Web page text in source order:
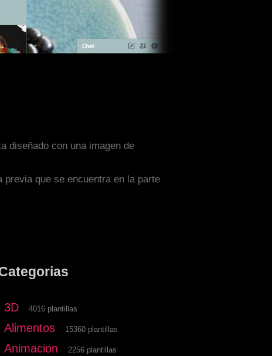
diseñado con una imagen de
que se encuentra en la parte
3D 4016 plantillas
Alimentos 15360 plantillas
Animacion 2256 plantillas